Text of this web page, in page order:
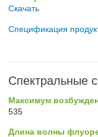
Скачать
Спецификация
Спектральные
Максимум
535
Длина волны